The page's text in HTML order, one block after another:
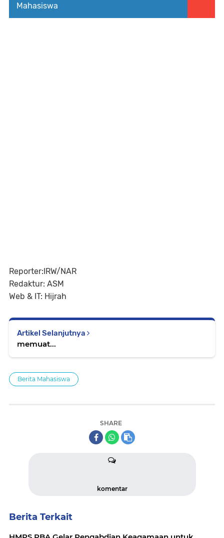
Mahasiswa
Reporter:IRW/NAR
Redaktur: ASM
Web & IT: Hijrah
Artikel Selanjutnya
memuat...
Berita Mahasiswa
SHARE
komentar
Berita Terkait